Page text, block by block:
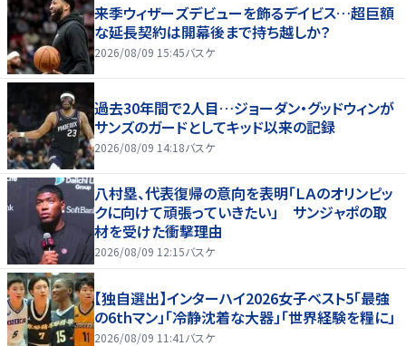
来季ウィザーズデビューを飾るデイビス…超巨額
な延長契約は開幕後まで持ち越しか？
2026/08/09 15:45バスケ
過去30年間で2人目…ジョーダン・グッドウィンが
サンズのガードとしてキッド以来の記録
2026/08/09 14:18バスケ
八村塁、代表復帰の意向を表明「ＬＡのオリンピッ
クに向けて頑張っていきたい」 サンジャポの取
材を受けた衝撃理由
2026/08/09 12:15バスケ
【独自選出】インターハイ2026女子ベスト5「最強
の6thマン」「冷静沈着な大器」「世界経験を糧に」
2026/08/09 11:41 バスケ